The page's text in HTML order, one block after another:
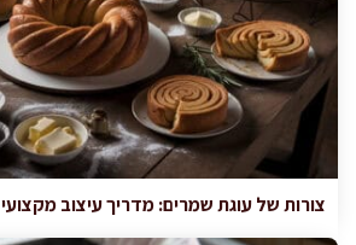
צורות של עוגת שמרים: מדריך עיצוב מקצועי